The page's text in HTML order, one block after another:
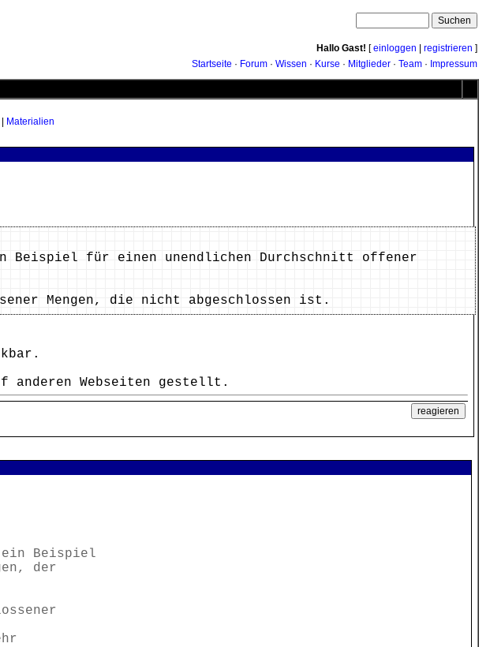
Hallo Gast! [einloggen registrieren ]
Startseite · Forum · Wissen · Kurse · Mitglieder · Team · Impressum
Materialien
Beispiel für einen unendlichen Durchschnitt offener
Mengen, die nicht abgeschlossen ist.
anderen Webseiten gestellt.
ein Beispiel
der